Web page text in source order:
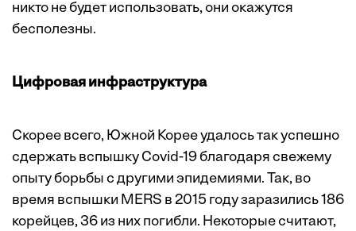
никто не будет использовать, они окажутся
бесполезны.
Цифровая инфраструктура
Скорее всего, Южной Корее удалось так успешно
сдержать вспышку Covid-19 благодаря свежему
опыту борьбы с другими эпидемиями. Так, во
время вспышки MERS в 2015 году заразились 186
корейцев, 36 из них погибли. Некоторые считают,